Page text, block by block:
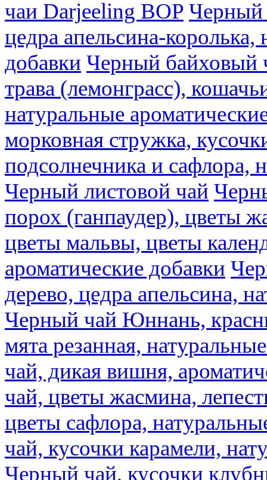
чаи Darjeeling BOP Черный
цедра апельсина-
добавки Черный байховый
трава (лемонграсс),
натуральные
морковная стружка,
подсолнечника и сафлора,
Черный листовой чай
порох (ганпаудер), цветы
цветы мальвы, цветы
ароматические добавки
дерево, цедра апельсина,
Черный чай Юннань,
мята резанная,
чай, дикая вишня,
чай, цветы жасмина,
цветы сафлора,
чай, кусочки карамели,
Черный чай, кусочки